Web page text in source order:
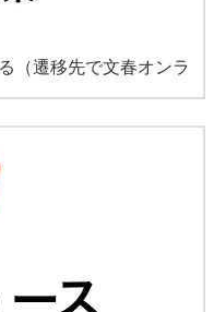
（遷移先で文春オンラ